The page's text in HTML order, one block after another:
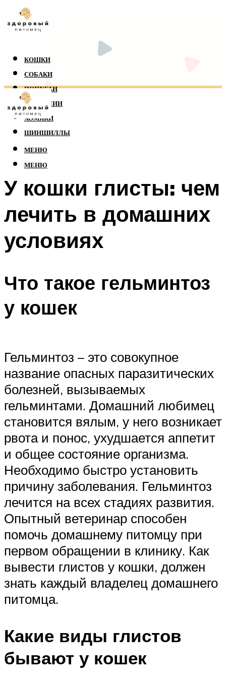
КОШКИ
СОБАКИ
ПОПУГАИ
РЕПТИЛИИ
ХОМЯКИ
ШИНШИЛЛЫ
МЕНЮ
МЕНЮ
У кошки глисты: чем
лечить в домашних
условиях
Что такое гельминтоз
у кошек
Гельминтоз – это совокупное
название опасных паразитических
болезней, вызываемых
гельминтами. Домашний любимец
становится вялым, у него возникает
рвота и понос, ухудшается аппетит
и общее состояние организма.
Необходимо быстро установить
причину заболевания. Гельминтоз
лечится на всех стадиях развития.
Опытный ветеринар способен
помочь домашнему питомцу при
первом обращении в клинику. Как
вывести глистов у кошки, должен
знать каждый владелец домашнего
питомца.
Какие виды глистов
бывают у кошек